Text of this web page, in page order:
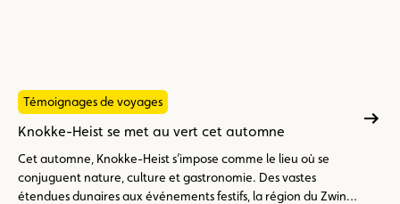
Témoignages de voyages
Knokke-Heist se met au vert cet automne
Cet automne, Knokke-Heist s’impose comme le lieu où se
conjuguent nature, culture et gastronomie. Des vastes
étendues dunaires aux événements festifs, la région du Zwin